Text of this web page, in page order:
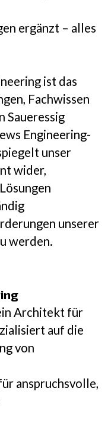
ergänzt – alles
ist das
Fachwissen
Saueressig
Engineering-
unser
wider,
unserer
werden.
Architekt für
auf die
von
anspruchsvolle,